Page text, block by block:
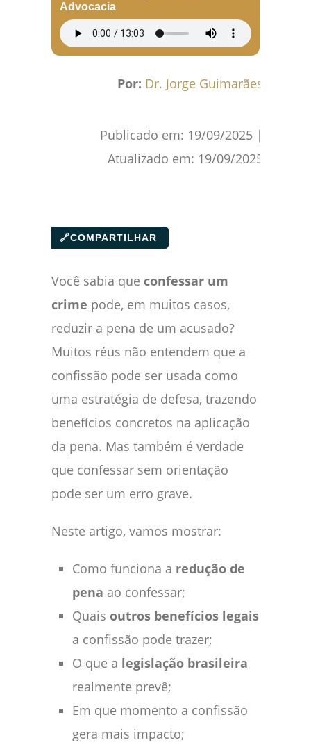
Advocacia
Por: Dr. Jorge Guimarães
Publicado em: 19/09/2025 |
Atualizado em: 19/09/2025
🔗COMPARTILHAR
Você sabia que confessar um
crime pode, em muitos casos,
reduzir a pena de um acusado?
Muitos réus não entendem que a
confissão pode ser usada como
uma estratégia de defesa, trazendo
benefícios concretos na aplicação
da pena. Mas também é verdade
que confessar sem orientação
pode ser um erro grave.
Neste artigo, vamos mostrar:
Como funciona a redução de
pena ao confessar;
Quais outros benefícios legais
a confissão pode trazer;
O que a legislação brasileira
realmente prevê;
Em que momento a confissão
gera mais impacto;